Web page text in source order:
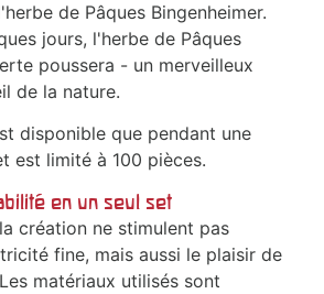
de Pâques Bingenheimer.
jours, l'herbe de Pâques
poussera - un merveilleux
de la nature.
disponible que pendant une
est limité à 100 pièces.
en un seul set
création ne stimulent pas
fine, mais aussi le plaisir de
matériaux utilisés sont